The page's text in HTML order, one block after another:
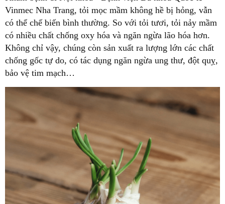
Vinmec Nha Trang, tỏi mọc mầm không hề bị hỏng, vẫn
có thể chế biến bình thường. So với tỏi tươi, tỏi nảy mầm
có nhiều chất chống oxy hóa và ngăn ngừa lão hóa hơn.
Không chỉ vậy, chúng còn sản xuất ra lượng lớn các chất
chống gốc tự do, có tác dụng ngăn ngừa ung thư, đột quỵ,
bảo vệ tim mạch…